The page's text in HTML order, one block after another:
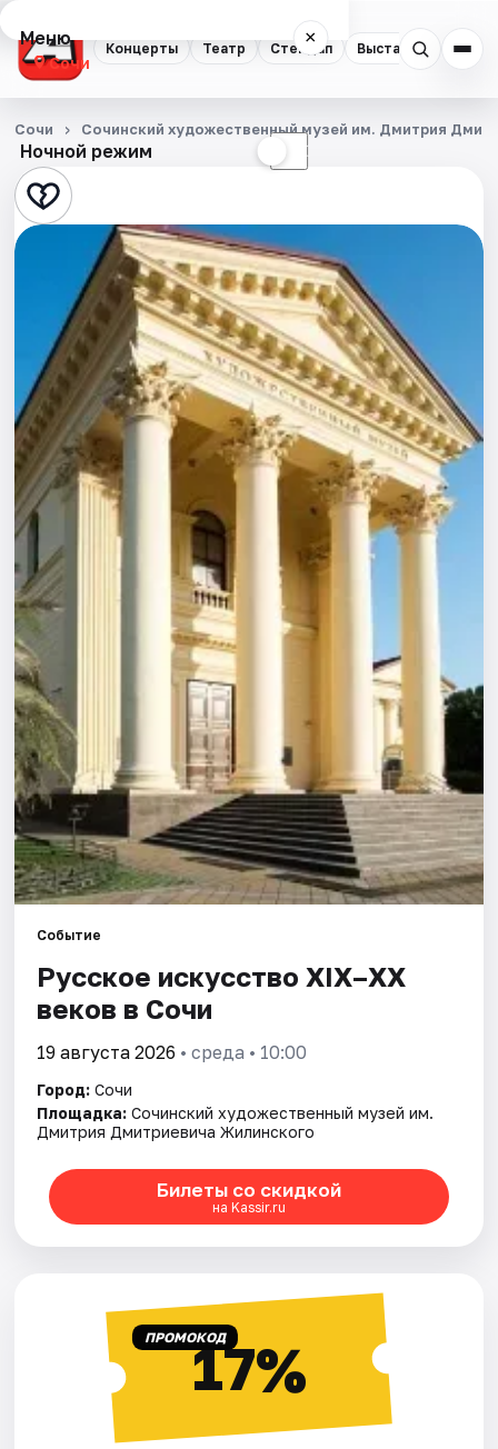
Концерты Театр Стендап Выставки
Меню ×
Сочи
Концерты
Театр
Стендап
Выставки
Квесты
Экскурсии
Спорт
События
Города
Площадки
Артисты
Рейтинги
Ночной режим ☾
Сочи Сочинский художественный музей им. Дмитрия
Событие
Русское искусство XIX–XX
веков в Сочи
19 августа 2026 • среда • 10:00
Город: Сочи
Площадка: Сочинский художественный музей им.
Дмитрия Дмитриевича Жилинского
Билеты со скидкой
на Kassir.ru
ПРОМОКОД17%